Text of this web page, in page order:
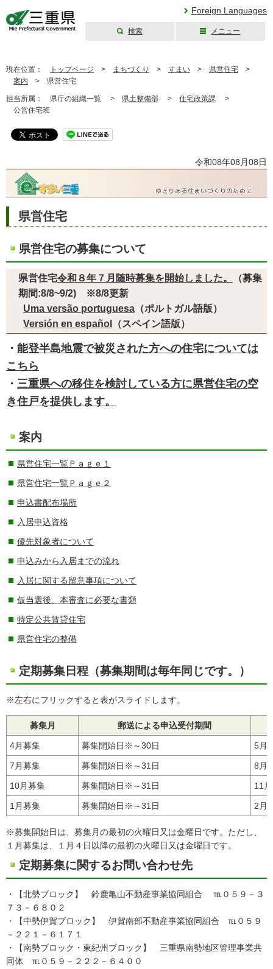
Foreign Languages
検索 メニュー
現在位置： トップページ > まちづくり > すまい > 県営住宅 >
案内 > 県営住宅
担当所属： 県庁の組織一覧 > 県土整備部 > 住宅政策課 >
公営住宅班
令和08年08月08日
県営住宅
県営住宅の募集について
県営住宅令和８年７月随時募集を開始しました。
（募集
期間:8/8~9/2) ※8/8更新
Uma versão portuguesa （ポルトガル語版）
Versión en español
（スペイン語版）
・ 能登半島地震で被災された方への住宅については
こちら
・ 三重県への移住を検討している方に県営住宅の空
き住戸を提供します。
案内
県営住宅一覧Ｐａｇｅ１
県営住宅一覧Ｐａｇｅ２
申込書配布場所
入居申込資格
優先対象者について
申込みから入居までの流れ
入居に関する留意事項について
仮当選後、本審査に必要な書類
特定公共賃貸住宅
県営住宅の整備
定期募集日程（募集期間は毎年同じです。）
※左右にフリックすると表がスライドします。
募集月 郵送による申込受付期間
4月募集 募集開始日※～30日 5月
7月募集 募集開始日※～31日 8月
10月募集 募集開始日※～31日 11
1月募集 募集開始日※～31日 2月
※募集開始日は、募集月の最初の火曜日又は金曜日です。ただし、
１月募集は、１月４日以降の最初の火曜日又は金曜日です。
定期募集に関するお問い合わせ先
・【北勢ブロック】 鈴鹿亀山不動産事業協同組合 ℡０５９－３
７３－６８０２
・【中勢伊賀ブロック】 伊賀南部不動産事業協同組合 ℡０５９
－２２１－６１７１
・【南勢ブロック・東紀州ブロック】 三重県南勢地区管理事業共
同体 ℡０５９－２２２－６４００